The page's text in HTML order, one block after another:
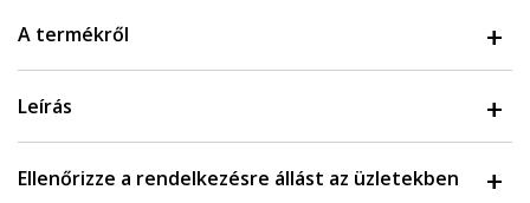
A termékről
Leírás
Ellenőrizze a rendelkezésre állást az üzletekben